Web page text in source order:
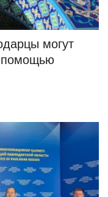
могут
помощью